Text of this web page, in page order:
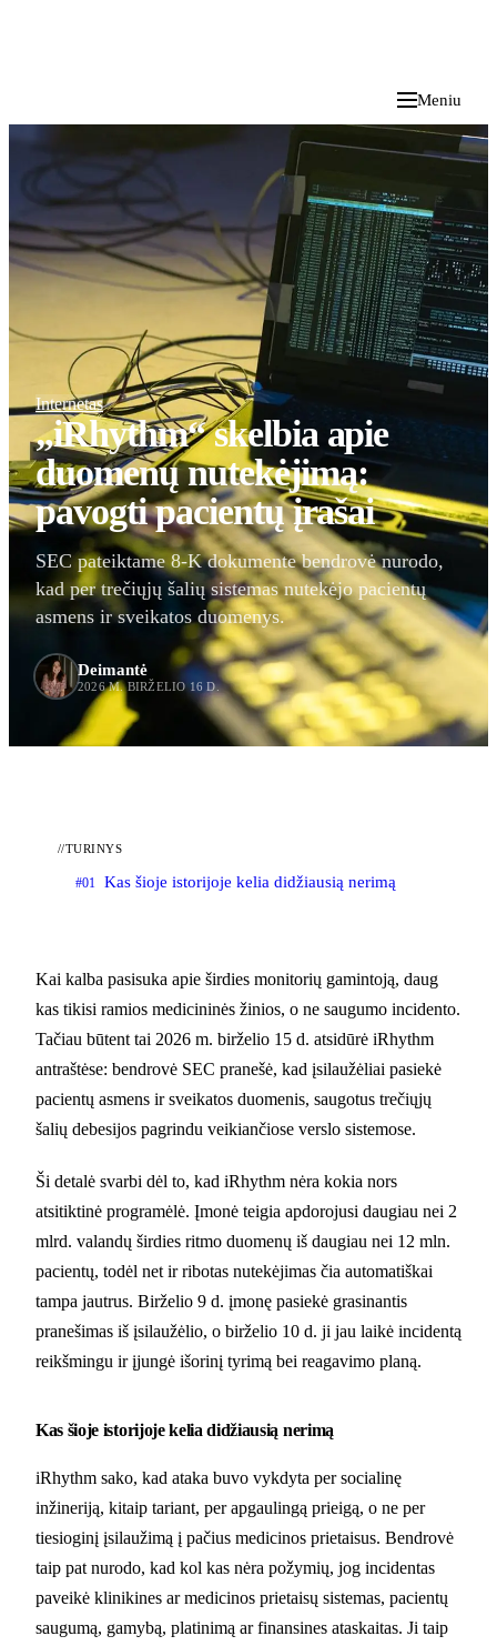
Meniu
Internetas
„iRhythm“ skelbia apie
duomenų nutekėjimą:
pavogti pacientų įrašai
SEC pateiktame 8-K dokumente bendrovė nurodo,
kad per trečiųjų šalių sistemas nutekėjo pacientų
asmens ir sveikatos duomenys.
Deimantė
2026 M. BIRŽELIO 16 D.
//TURINYS
#01 Kas šioje istorijoje kelia didžiausią nerimą
Kai kalba pasisuka apie širdies monitorių gamintoją, daug
kas tikisi ramios medicininės žinios, o ne saugumo incidento.
Tačiau būtent tai 2026 m. birželio 15 d. atsidūrė iRhythm
antraštėse: bendrovė SEC pranešė, kad įsilaužėliai pasiekė
pacientų asmens ir sveikatos duomenis, saugotus trečiųjų
šalių debesijos pagrindu veikiančiose verslo sistemose.
Ši detalė svarbi dėl to, kad iRhythm nėra kokia nors
atsitiktinė programėlė. Įmonė teigia apdorojusi daugiau nei 2
mlrd. valandų širdies ritmo duomenų iš daugiau nei 12 mln.
pacientų, todėl net ir ribotas nutekėjimas čia automatiškai
tampa jautrus. Birželio 9 d. įmonę pasiekė grasinantis
pranešimas iš įsilaužėlio, o birželio 10 d. ji jau laikė incidentą
reikšmingu ir įjungė išorinį tyrimą bei reagavimo planą.
Kas šioje istorijoje kelia didžiausią nerimą
iRhythm sako, kad ataka buvo vykdyta per socialinę
inžineriją, kitaip tariant, per apgaulingą prieigą, o ne per
tiesioginį įsilaužimą į pačius medicinos prietaisus. Bendrovė
taip pat nurodo, kad kol kas nėra požymių, jog incidentas
paveikė klinikines ar medicinos prietaisų sistemas, pacientų
saugumą, gamybą, platinimą ar finansines ataskaitas. Ji taip